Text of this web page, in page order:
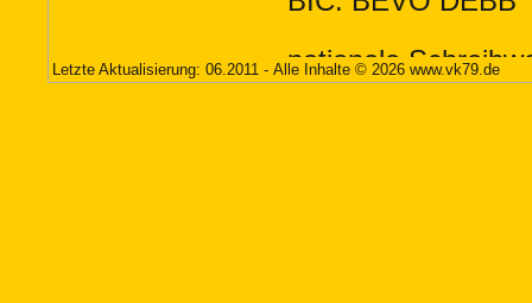
Letzte Aktualisierung: 06.2011 - Alle Inhalte © 2026 www.vk79.de